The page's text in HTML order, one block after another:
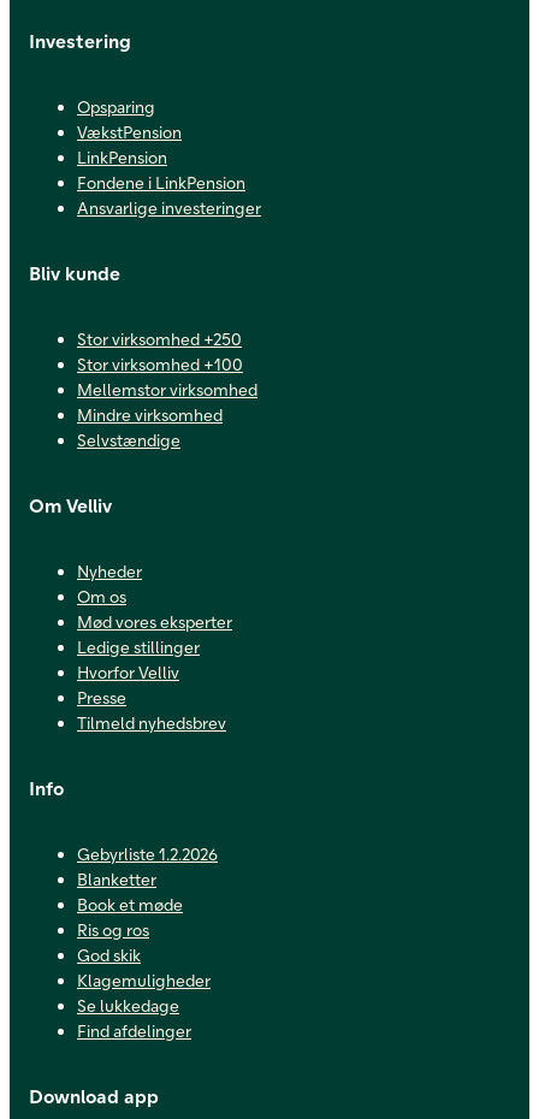
Investering
Opsparing
VækstPension
LinkPension
Fondene i LinkPension
Ansvarlige investeringer
Bliv kunde
Stor virksomhed +250
Stor virksomhed +100
Mellemstor virksomhed
Mindre virksomhed
Selvstændige
Om Velliv
Nyheder
Om os
Mød vores eksperter
Ledige stillinger
Hvorfor Velliv
Presse
Tilmeld nyhedsbrev
Info
Gebyrliste 1.2.2026
Blanketter
Book et møde
Ris og ros
God skik
Klagemuligheder
Se lukkedage
Find afdelinger
Download app